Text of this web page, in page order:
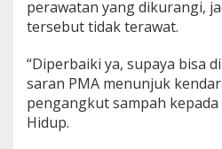
k
P
m
a
b
perawatan yang dikurangi,
tersebut tidak terawat.
“Diperbaiki ya, supaya bisa
saran PMA menunjuk
pengangkut sampah
Hidup.